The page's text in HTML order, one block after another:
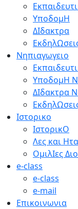
ΥποδομΗ
ΔΙδακτρα
Νηπιαγωγειο
ΥποδομΗ
ΔΙδακτρα
Ιστορικο
ΙστορικΟ
Λες και
ΟμιλΙες
e-class
e-class
e-mail
Επικοινωνια